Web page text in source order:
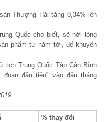
Thượng Hải tăng 0,34% lên
Quốc cho biết, sẽ nới lỏng
phẩm từ năm tới, để khuyến
tịch Trung Quốc Tập Cận Bình
đầu tiên” vào đầu tháng
% thay đổi